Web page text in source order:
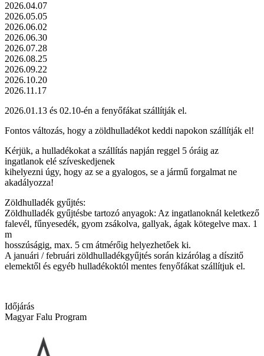
2026.04.07
2026.05.05
2026.06.02
2026.06.30
2026.07.28
2026.08.25
2026.09.22
2026.10.20
2026.11.17
2026.01.13 és 02.10-én a fenyőfákat szállítják el.
Fontos változás, hogy a zöldhulladékot keddi napokon szállítják el!
Kérjük, a hulladékokat a szállítás napján reggel 5 óráig az
ingatlanok elé szíveskedjenek
kihelyezni úgy, hogy az se a gyalogos, se a jármű forgalmat ne
akadályozza!
Zöldhulladék gyűjtés:
Zöldhulladék gyűjtésbe tartozó anyagok: Az ingatlanoknál keletkező
falevél, fűnyesedék, gyom zsákolva, gallyak, ágak kötegelve max. 1
m
hosszúságig, max. 5 cm átmérőig helyezhetőek ki.
A januári / februári zöldhulladékgyűjtés során kizárólag a díszitő
elemektől és egyéb hulladékoktól mentes fenyőfákat szállítjuk el.
Időjárás
Magyar Falu Program